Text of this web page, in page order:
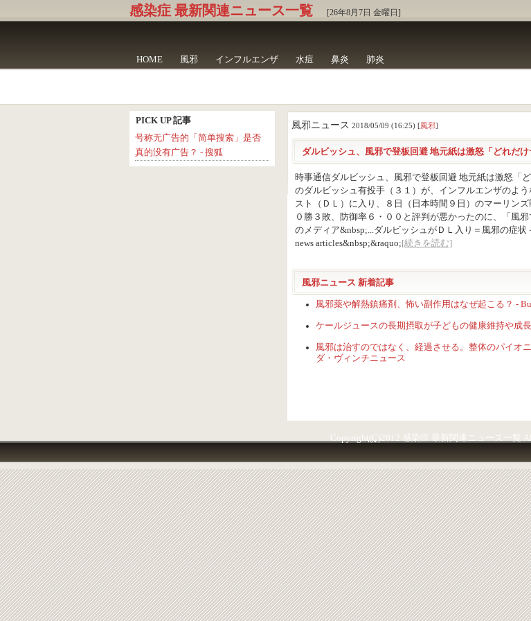
感染症 最新関連ニュース一覧 [26年8月7日 金曜日]
HOME 風邪 インフルエンザ 水痘 鼻炎 肺炎
風邪ニュース 2018/05/09 (16:25) [風邪]
ダルビッシュ、風邪で登板回避 地元紙は激怒「どれだ
時事通信ダルビッシュ、風邪で登板回避 地元紙は激怒「
のダルビッシュ有投手（３１）が、インフルエンザのよ
スト（ＤＬ）に入り、８日（日本時間９日）のマーリン
０勝３敗、防御率６・００と評判が悪かったのに、「風
のメディア&nbsp;...ダルビッシュがＤＬ入り＝風邪の症
news articles&nbsp;&raquo; [続きを読む]
風邪ニュース 新着記事
風邪薬や解熱鎮痛剤、怖い副作用はなぜ起こる？ -
ケールジュースの長期摂取が子どもの健康維持や成
風邪は治すのではなく、経過させる。整体のパイオ
ダ・ヴィンチニュース
PICK UP 記事
号称无广告的「简单搜索」是否
真的没有广告？ - 搜狐
Copyright (C)2012 感染症 最新関連ニュース一覧